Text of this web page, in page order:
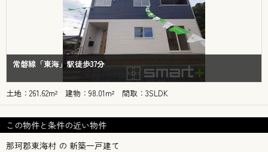
常磐線「東海」駅徒歩37分
土地：261.62m² 建物：98.01m² 間取：3SLDK
この物件と条件の近い物件
那珂郡東海村 の 新築一戸建て